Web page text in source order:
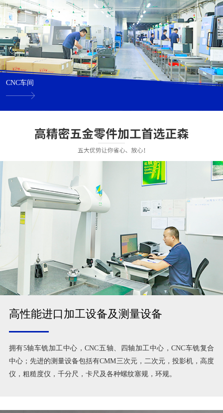
CNC车间
高性能进口加工设备及测量设备
拥有5轴车铣加工中心，CNC五轴、四轴加工中心，CNC车铣复合
中心；先进的测量设备包括有CMM三次元，二次元，投影机，高度
仪，粗糙度仪，千分尺，卡尺及各种螺纹塞规，环规。